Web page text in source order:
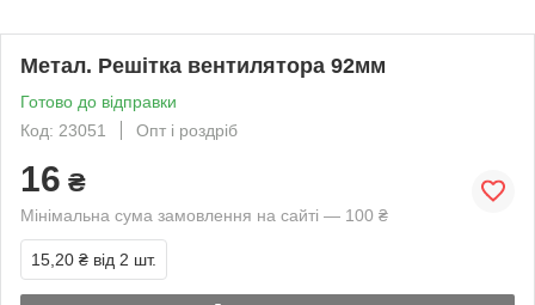
Метал. Решітка вентилятора 92мм
Готово до відправки
Код: 23051
Опт і роздріб
16 ₴
Мінімальна сума замовлення на сайті — 100 ₴
15,20 ₴ від 2 шт.